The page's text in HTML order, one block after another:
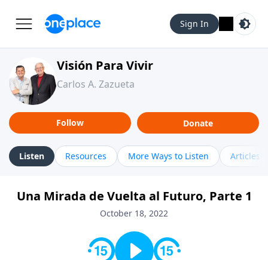
Sign In
Visión Para Vivir
Carlos A. Zazueta
Follow Donate
Listen Resources More Ways to Listen Articles
Una Mirada de Vuelta al Futuro, Parte 1
October 18, 2022